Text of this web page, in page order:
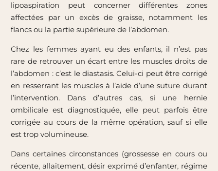
lipoaspiration peut concerner différentes zones
affectées par un excès de graisse, notamment les
flancs ou la partie supérieure de l’abdomen.
Chez les femmes ayant eu des enfants, il n’est pas
rare de retrouver un écart entre les muscles droits de
l’abdomen : c’est le diastasis. Celui-ci peut être corrigé
en resserrant les muscles à l’aide d’une suture durant
l’intervention. Dans d’autres cas, si une hernie
ombilicale est diagnostiquée, elle peut parfois être
corrigée au cours de la même opération, sauf si elle
est trop volumineuse.
Dans certaines circonstances (grossesse en cours ou
récente, allaitement, désir exprimé d’enfanter, régime